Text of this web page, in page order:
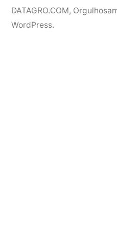
DATAGRO.COM,
WordPress.